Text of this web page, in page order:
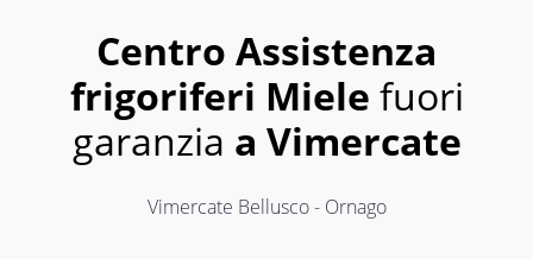
Centro Assistenza
frigoriferi Miele fuori
garanzia a Vimercate
Vimercate Bellusco - Ornago